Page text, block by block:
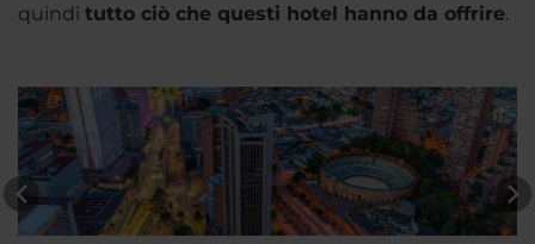
quindi tutto ciò che questi hotel hanno da offrire.